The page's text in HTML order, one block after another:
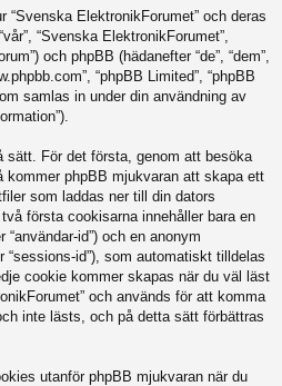
m
“Svenska ElektronikForumet” och deras
“Svenska ElektronikForumet”,
och phpBB (hädanefter “de”, “dem”,
“phpBB Limited”, “phpBB
samlas in under din användning av
sätt. För det första, genom att besöka
kommer phpBB mjukvaran att skapa ett
som laddas ner till din dators
första cookisarna innehåller bara en
id”) och en anonym
“sessions-id”), som automatiskt tilldelas
cookie kommer skapas när du väl läst
och används för att komma
inte lästs, och på detta sätt förbättras
utanför phpBB mjukvaran när du